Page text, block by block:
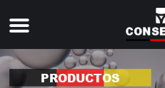
PRODUCTOS